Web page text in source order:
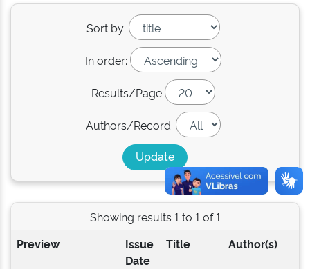
Sort by:
In order:
Results/Page
Authors/Record:
Showing results 1 to 1 of 1
Preview
Issue
Date
Title Author(s)